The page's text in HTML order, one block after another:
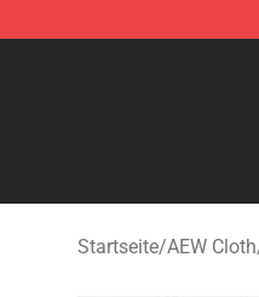
Aew Shop ⚡️
Startseite/AEW Cloth